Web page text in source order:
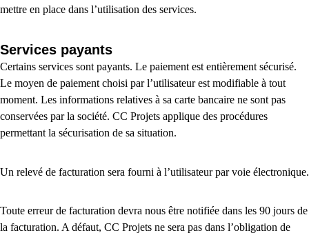
mettre en place dans l’utilisation des services.
Services payants
Certains services sont payants. Le paiement est entièrement sécurisé.
Le moyen de paiement choisi par l’utilisateur est modifiable à tout
moment. Les informations relatives à sa carte bancaire ne sont pas
conservées par la société. CC Projets applique des procédures
permettant la sécurisation de sa situation.
Un relevé de facturation sera fourni à l’utilisateur par voie électronique.
Toute erreur de facturation devra nous être notifiée dans les 90 jours de
la facturation. A défaut, CC Projets ne sera pas dans l’obligation de